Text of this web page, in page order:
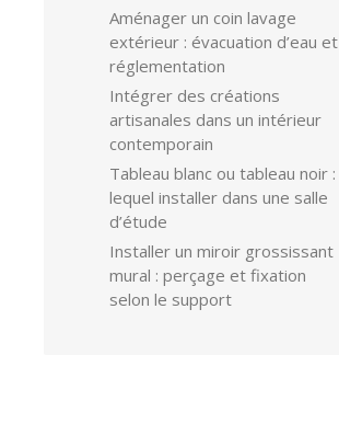
Aménager un coin lavage
extérieur : évacuation d’eau et
réglementation
Intégrer des créations
artisanales dans un intérieur
contemporain
Tableau blanc ou tableau noir :
lequel installer dans une salle
d’étude
Installer un miroir grossissant
mural : perçage et fixation
selon le support